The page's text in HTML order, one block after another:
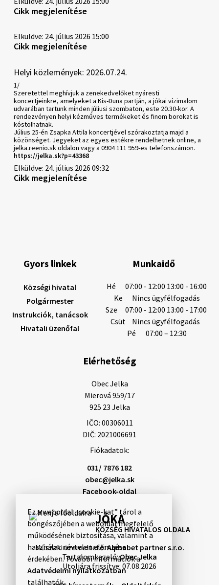
Ez a weboldal „cookie-kat” tárol a
böngészőjében a weboldal megfelelő
működésének biztosítása, valamint a
használat névtelen elemzése
érdekében. További információk a
Adatvédelmi nyilatkozatban
találhatók.
Cikk megjelenítése
Elküldve: 24. július 2026 15:00
Cikk megjelenítése
Helyi közlemények: 2026.07.24.
1/
Szeretettel meghívjuk a zenekedvelőket nyáresti
koncertjeinkre, amelyeket a Kis-Duna partján, a jókai vízimalom
udvarában tartunk minden júliusi szombaton, este 20.30-kor. A
rendezvényen helyi kézműves termékeket és finom borokat is
kóstolhatnak.
Július 25-én Zsapka Attila koncertjével szórakoztatja majd a
közönséget. Jegyeket az egyes estékre rendelhetnek online, a
jelka.reenio.sk oldalon vagy a 0904 111 959-es telefonszámon.
https://jelka.sk?p=43368
Elküldve: 24. július 2026 09:32
Cikk megjelenítése
JÓKA
KÖZSÉG HIVATALOS OLDALA
Műszaki üzemeltető:Alphabet partner s.r.o.
Tartalomkezelő:Obec Jelka
Utoljára frissítve: 07.08.2026
Gyors linkek
Községi hivatal
Polgármester
Instrukciók, tanácsok
Hivatali üzenőfal
Munkaidő
Hé
07:00 - 12:00 13:00 - 16:00
Ke
Nincs ügyfélfogadás
Sze
07:00 - 12:00 13:00 - 17:00
Csüt
Nincs ügyfélfogadás
Pé
07:00 – 12:30
Elérhetőség
Obec Jelka
Mierová 959/17
925 23 Jelka
IČO: 00306011
DIČ: 2021006691
Fiókadatok:
031/ 7876 182
obec@jelka.sk
Facebook-oldal